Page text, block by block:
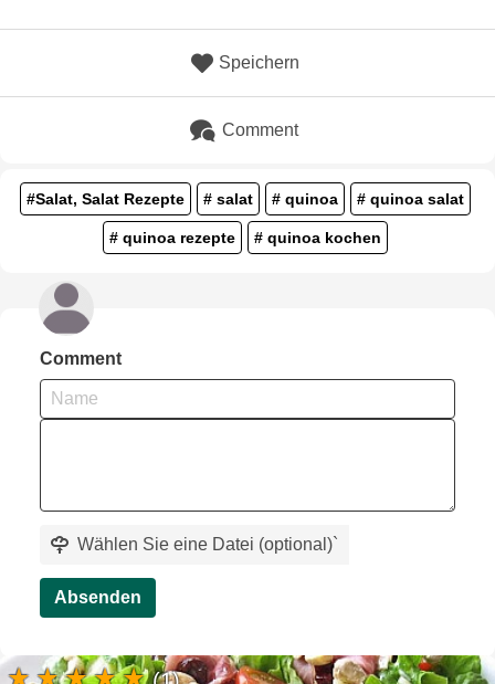
Speichern
Comment
#Salat, Salat Rezepte # salat # quinoa # quinoa salat
# quinoa rezepte # quinoa kochen
Comment
Wählen Sie eine Datei (optional)`
Absenden